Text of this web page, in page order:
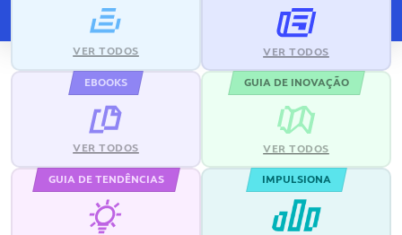
VER TODOS VER TODOS
EBOOKS
VER TODOS
GUIA DE INOVAÇÃO
VER TODOS
GUIA DE TENDÊNCIAS IMPULSIONA